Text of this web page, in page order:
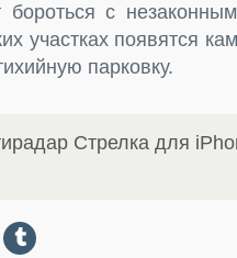
с
участках появятся
парковку.
Стрелка для